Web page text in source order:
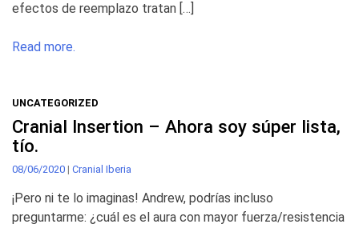
efectos de reemplazo tratan […]
Read more.
UNCATEGORIZED
Cranial Insertion – Ahora soy súper lista,
tío.
08/06/2020 | Cranial Iberia
¡Pero ni te lo imaginas! Andrew, podrías incluso
preguntarme: ¿cuál es el aura con mayor fuerza/resistencia